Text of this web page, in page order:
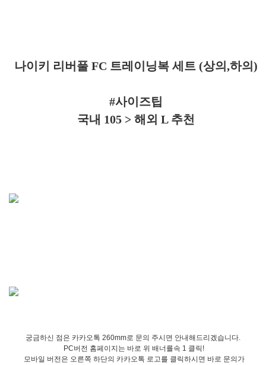
나이키 리버풀 FC 트레이닝복 세트 (상의,하의)
#사이즈팁
국내 105 > 해외 L 추천
궁금하신 점은 카카오톡 260mm로 문의 주시면 안내해드리겠습니다.
PC버전 홈페이지는 바로 위 배너를속 1 클릭!
모바일 버전은 오른쪽 하단의 카카오톡 로고를 클릭하시면 바로 문의가